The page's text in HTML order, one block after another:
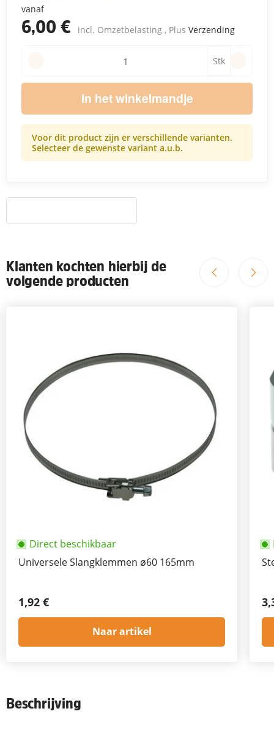
vanaf
6,00 € incl. Omzetbelasting , Plus Verzending
Stk
In het winkelmandje
Voor dit product zijn er verschillende varianten.
Selecteer de gewenste variant a.u.b.
Klanten kochten hierbij de
volgende producten
Direct beschikbaar
Universele Slangklemmen ø60 165mm
1,92 €
Naar artikel
Beschrijving